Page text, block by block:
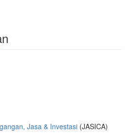
Jasa & Investasi (JASICA)